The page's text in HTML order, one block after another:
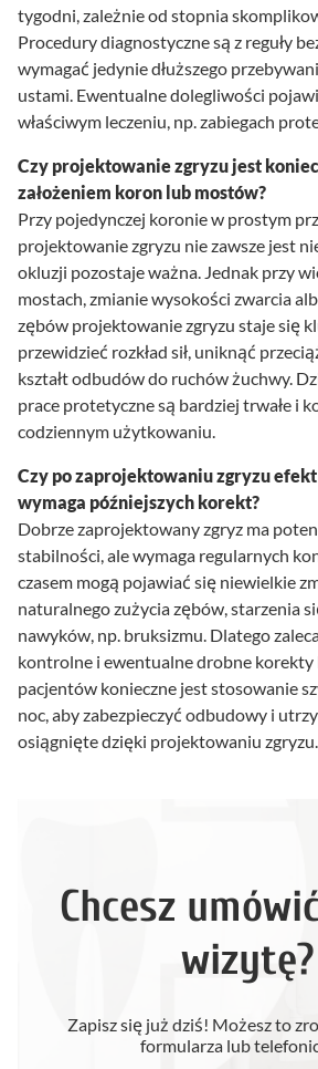
tygodni, zależnie od stopnia
Procedury diagnostyczne są z reguły
wymagać jedynie dłuższego
ustami. Ewentualne dolegliwości
właściwym leczeniu, np. zabiegach
Czy projektowanie zgryzu jest
założeniem koron lub mostów?
Przy pojedynczej koronie w prostym
projektowanie zgryzu nie zawsze jest
okluzji pozostaje ważna. Jednak przy
mostach, zmianie wysokości zwarcia
zębów projektowanie zgryzu staje się
przewidzieć rozkład sił, uniknąć
kształt odbudów do ruchów żuchwy.
prace protetyczne są bardziej trwałe i
codziennym użytkowaniu.
Czy po zaprojektowaniu zgryzu
wymaga późniejszych korekt?
Dobrze zaprojektowany zgryz ma
stabilności, ale wymaga regularnych
czasem mogą pojawiać się niewielkie
naturalnego zużycia zębów, starzenia
nawyków, np. bruksizmu. Dlatego
kontrolne i ewentualne drobne korekty
pacjentów konieczne jest stosowanie
noc, aby zabezpieczyć odbudowy i
osiągnięte dzięki projektowaniu zgryzu.
Chcesz
wizytę?
Zapisz się już dziś! Możesz to
formularza lub